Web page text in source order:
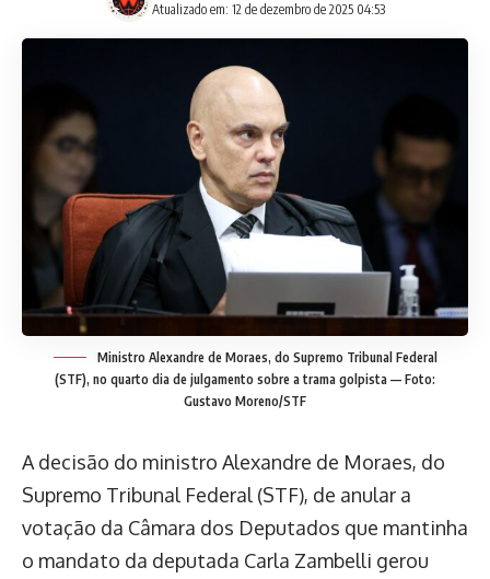
Atualizado em: 12 de dezembro de 2025 04:53
Ministro Alexandre de Moraes, do Supremo Tribunal Federal
(STF), no quarto dia de julgamento sobre a trama golpista — Foto:
Gustavo Moreno/STF
A decisão do ministro Alexandre de Moraes, do
Supremo Tribunal Federal (STF), de anular a
votação da Câmara dos Deputados que mantinha
o mandato da deputada Carla Zambelli gerou